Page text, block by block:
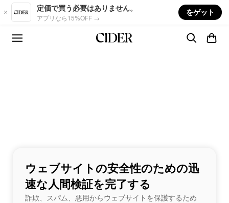
Skip to main content
定価で買う必要はありません。
アプリなら15%OFF →
をゲット
ウェブサイトの安全性のための迅
速な人間検証を完了する
詐欺、スパム、悪用からウェブサイトを保護するため